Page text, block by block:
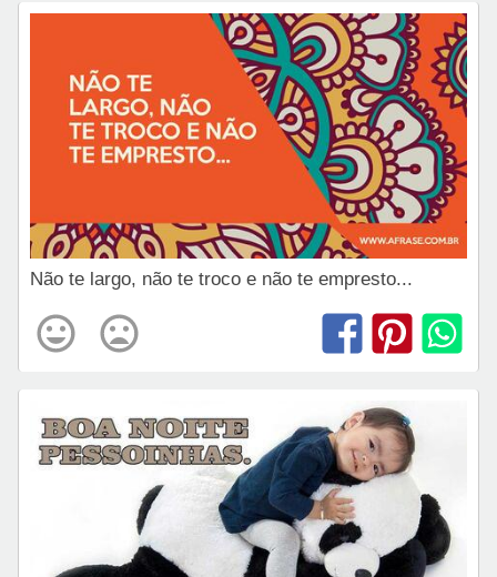
Não te largo, não te troco e não te empresto...